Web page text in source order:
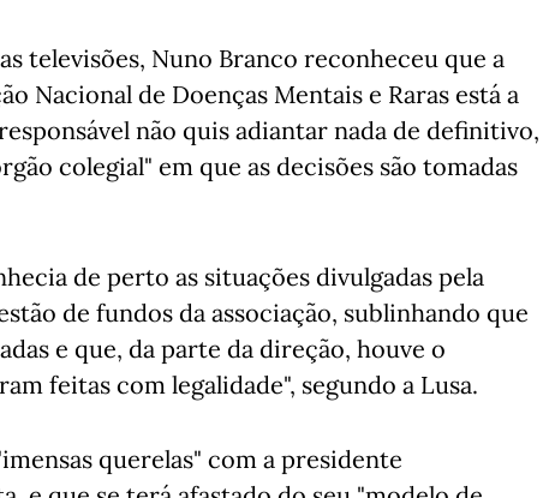
televisões, Nuno Branco reconheceu que a
Nacional de Doenças Mentais e Raras está a
não quis adiantar nada de definitivo,
colegial" em que as decisões são tomadas
de perto as situações divulgadas pela
de fundos da associação, sublinhando que
e que, da parte da direção, houve o
feitas com legalidade", segundo a Lusa.
querelas" com a presidente